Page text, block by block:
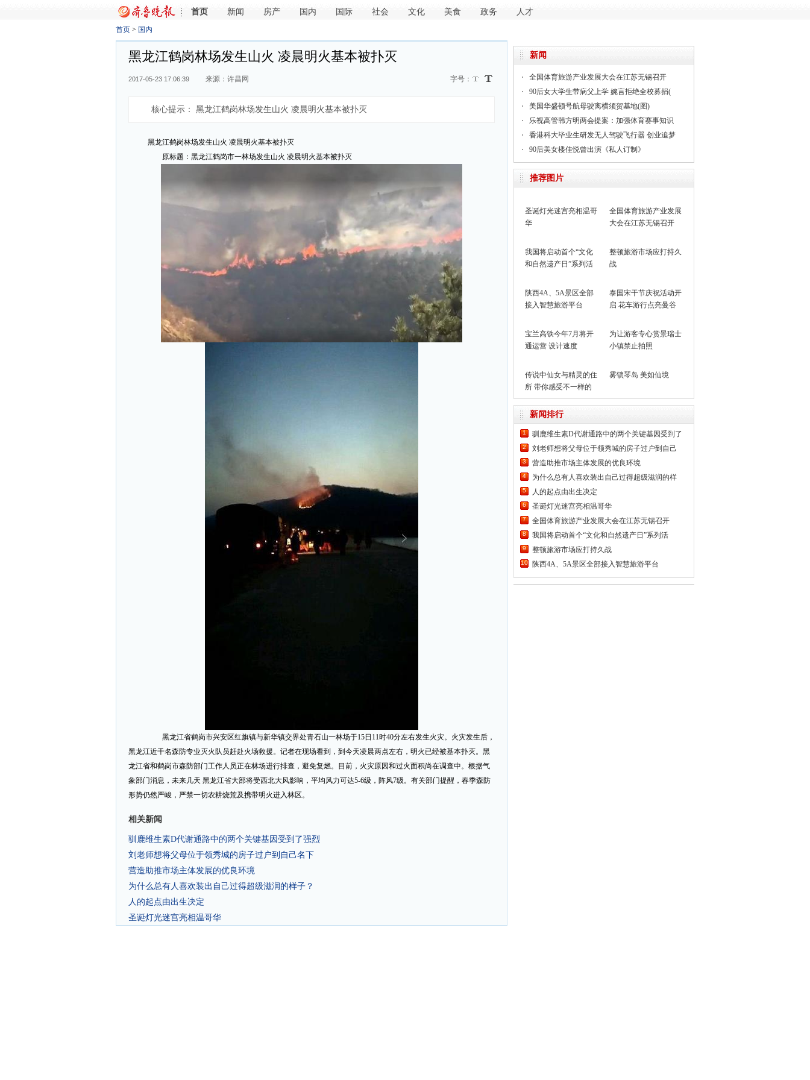
首页 新闻 房产 国内 国际 社会 文化 美食 政务 人才
首页 > 国内
黑龙江鹤岗林场发生山火 凌晨明火基本被扑灭
2017-05-23 17:06:39 来源：许昌网 字号：
核心提示： 黑龙江鹤岗林场发生山火 凌晨明火基本被扑灭
黑龙江鹤岗林场发生山火 凌晨明火基本被扑灭
原标题：黑龙江鹤岗市一林场发生山火 凌晨明火基本被扑灭
黑龙江省鹤岗市兴安区红旗镇与新华镇交界处青石山一林场于15日11时40分左右发生火灾。火灾发生后，
黑龙江近千名森防专业灭火队员赶赴火场救援。记者在现场看到，到今天凌晨两点左右，明火已经被基本扑灭。黑
龙江省和鹤岗市森防部门工作人员正在林场进行排查，避免复燃。目前，火灾原因和过火面积尚在调查中。根据气
象部门消息，未来几天 黑龙江省大部将受西北大风影响，平均风力可达5-6级，阵风7级。有关部门提醒，春季森防
形势仍然严峻，严禁一切农耕烧荒及携带明火进入林区。
相关新闻
驯鹿维生素D代谢通路中的两个关键基因受到了强烈
刘老师想将父母位于领秀城的房子过户到自己名下
营造助推市场主体发展的优良环境
为什么总有人喜欢装出自己过得超级滋润的样子？
人的起点由出生决定
圣诞灯光迷宫亮相温哥华
新闻
全国体育旅游产业发展大会在江苏无锡召开
90后女大学生带病父上学 婉言拒绝全校募捐(
美国华盛顿号航母驶离横须贺基地(图)
乐视高管韩方明两会提案：加强体育赛事知识
香港科大毕业生研发无人驾驶飞行器 创业追梦
90后美女楼佳悦曾出演《私人订制》
推荐图片
圣诞灯光迷宫亮相温哥
华
全国体育旅游产业发展
大会在江苏无锡召开
我国将启动首个“文化
和自然遗产日”系列活
整顿旅游市场应打持久
战
陕西4A、5A景区全部
接入智慧旅游平台
泰国宋干节庆祝活动开
启 花车游行点亮曼谷
宝兰高铁今年7月将开
通运营 设计速度
为让游客专心赏景瑞士
小镇禁止拍照
传说中仙女与精灵的住
所 带你感受不一样的
土耳其
雾锁琴岛 美如仙境
新闻排行
1 驯鹿维生素D代谢通路中的两个关键基因受到了
2 刘老师想将父母位于领秀城的房子过户到自己
3 营造助推市场主体发展的优良环境
4 为什么总有人喜欢装出自己过得超级滋润的样
5 人的起点由出生决定
6 圣诞灯光迷宫亮相温哥华
7 全国体育旅游产业发展大会在江苏无锡召开
8 我国将启动首个“文化和自然遗产日”系列活
9 整顿旅游市场应打持久战
10 陕西4A、5A景区全部接入智慧旅游平台
1 坚守在春运路上的那些绚丽“色彩”